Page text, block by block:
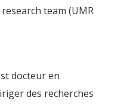
team (UMR
docteur en
des recherches